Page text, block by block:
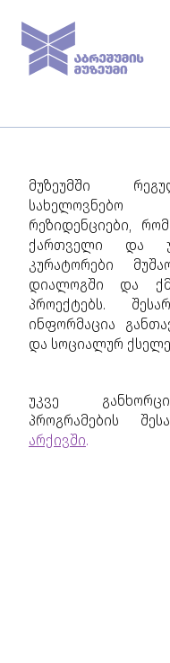
მუზეუმში
სახელოვნებო
რეზიდენციები,
ქართველი და
კურატორები
დიალოგში და
პროექტებს.
ინფორმაცია
და სოციალურ
უკვე
პროგრამების
არქივში.